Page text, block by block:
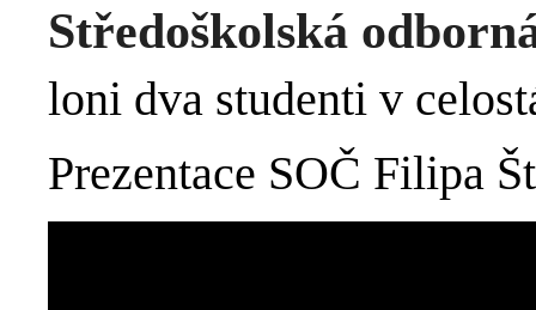
Středoškolská
loni dva studenti v
Prezentace SOČ Filipa